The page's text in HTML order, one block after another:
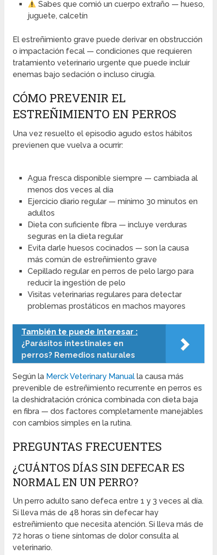
Sabes que comió un cuerpo extraño — hueso,
juguete, calcetín
El estreñimiento grave puede derivar en obstrucción
o impactación fecal — condiciones que requieren
tratamiento veterinario urgente que puede incluir
enemas bajo sedación o incluso cirugía.
CÓMO PREVENIR EL
ESTREÑIMIENTO EN PERROS
Una vez resuelto el episodio agudo estos hábitos
previenen que vuelva a ocurrir:
Agua fresca disponible siempre — cambiada al
menos dos veces al día
Ejercicio diario regular — mínimo 30 minutos en
adultos
Dieta con suficiente fibra — incluye verduras
seguras en la dieta regular
Evita darle huesos cocinados — son la causa
más común de estreñimiento grave
Cepillado regular en perros de pelo largo para
reducir la ingestión de pelo
Visitas veterinarias regulares para detectar
problemas prostáticos en machos mayores
También te puede Interesar :
¿Parásitos intestinales en
perros? Remedios naturales
Según la Merck Veterinary Manual la causa más
prevenible de estreñimiento recurrente en perros es
la deshidratación crónica combinada con dieta baja
en fibra — dos factores completamente manejables
con cambios simples en la rutina.
PREGUNTAS FRECUENTES
¿CUÁNTOS DÍAS SIN DEFECAR ES
NORMAL EN UN PERRO?
Un perro adulto sano defeca entre 1 y 3 veces al día.
Si lleva más de 48 horas sin defecar hay
estreñimiento que necesita atención. Si lleva más de
72 horas o tiene síntomas de dolor consulta al
veterinario.